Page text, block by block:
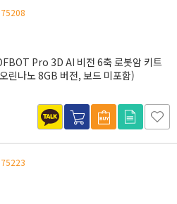
Pro 3D AI 비전 6축 로봇암 키트
린나노 8GB 버전, 보드 미포함)